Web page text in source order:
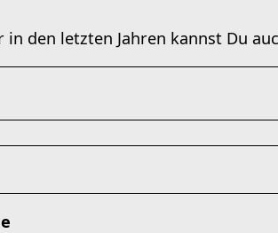
den letzten Jahren kannst Du